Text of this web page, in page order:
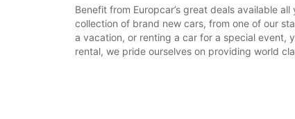
Benefit from Europcar’s great deals available
collection of brand new cars, from one of our
a vacation, or renting a car for a special event,
rental, we pride ourselves on providing world